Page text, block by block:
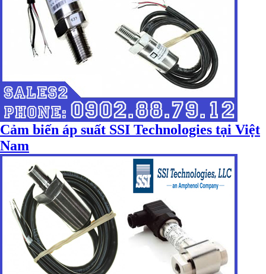
Cảm biến áp suất SSI Technologies tại Việt
Nam